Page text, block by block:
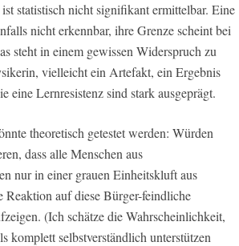
statistisch nicht signifikant ermittelbar. Eine
nicht erkennbar, ihre Grenze scheint bei
steht in einem gewissen Widerspruch zu
vielleicht ein Artefakt, ein Ergebnis
eine Lernresistenz sind stark ausgeprägt.
theoretisch getestet werden: Würden
dass alle Menschen aus
nur in einer grauen Einheitskluft aus
Reaktion auf diese Bürger-feindliche
(Ich schätze die Wahrscheinlichkeit,
komplett selbstverständlich unterstützen